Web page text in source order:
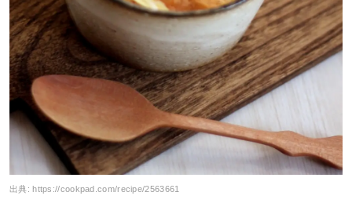
出典: https://cookpad.com/recipe/2563661